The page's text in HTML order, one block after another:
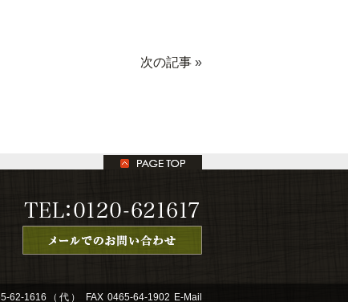
次の記事 »
62-1616 （代） FAX 0465-64-1902 E-Mail